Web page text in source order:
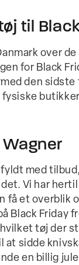
til
over
for Black
den
med
Vi har
få et overblik
Black Friday
tøj der
sidde
en billig